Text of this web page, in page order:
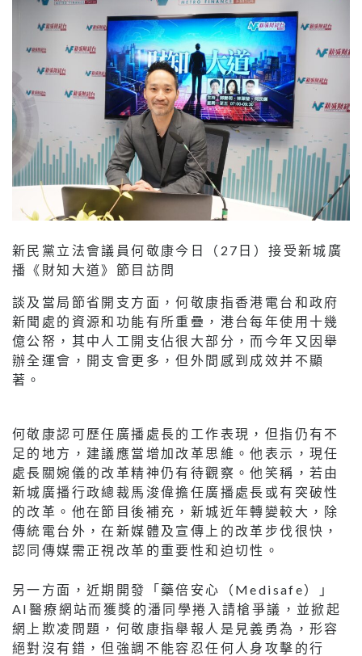
新民黨立法會議員何敬康今日（27日）接受新城廣
播《財知大道》節目訪問
談及當局節省開支方面，何敬康指香港電台和政府
新聞處的資源和功能有所重疊，港台每年使用十幾
億公帑，其中人工開支佔很大部分，而今年又因舉
辦全運會，開支會更多，但外間感到成效并不顯
著。
何敬康認可歷任廣播處長的工作表現，但指仍有不
足的地方，建議應當增加改革思維。他表示，現任
處長關婉儀的改革精神仍有待觀察。他笑稱，若由
新城廣播行政總裁馬浚偉擔任廣播處長或有突破性
的改革。他在節目後補充，新城近年轉變較大，除
傳統電台外，在新媒體及宣傳上的改革步伐很快，
認同傳媒需正視改革的重要性和迫切性。
另一方面，近期開發「藥倍安心（Medisafe）」
AI醫療網站而獲獎的潘同學捲入請槍爭議，並掀起
網上欺凌問題，何敬康指舉報人是見義勇為，形容
絕對沒有錯，但強調不能容忍任何人身攻擊的行